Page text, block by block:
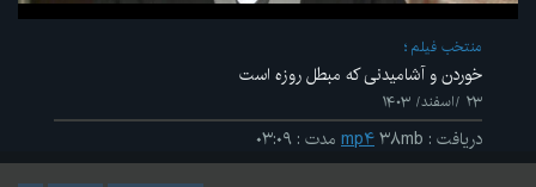
منتخب فیلم
خوردن و آشامیدنی که مبطل روزه است
۲۳ /اسفند/ ۱۴۰۳
دریافت : mp۴۳۸mb مدت : ۰۳:۰۹